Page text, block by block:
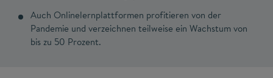
Auch Onlinelernplattformen profitieren von der
Pandemie und verzeichnen teilweise ein Wachstum von
bis zu 50 Prozent.